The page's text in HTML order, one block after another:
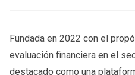
Fundada en 2022 con el
evaluación financiera en el
destacado como una